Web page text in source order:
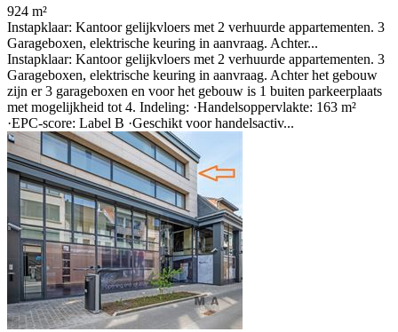
924 m²
Instapklaar: Kantoor gelijkvloers met 2 verhuurde appartementen. 3
Garageboxen, elektrische keuring in aanvraag. Achter...
Instapklaar: Kantoor gelijkvloers met 2 verhuurde appartementen. 3
Garageboxen, elektrische keuring in aanvraag. Achter het gebouw
zijn er 3 garageboxen en voor het gebouw is 1 buiten parkeerplaats
met mogelijkheid tot 4. Indeling: ·Handelsoppervlakte: 163 m²
·EPC-score: Label B ·Geschikt voor handelsactiv...